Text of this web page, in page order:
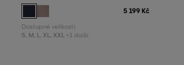
5 199 Kč
Dostupné velikosti:
S, M, L, XL, XXL +1 další